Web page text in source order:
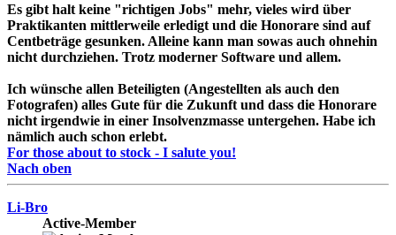
Es gibt halt keine "richtigen Jobs" mehr, vieles wird über
Praktikanten mittlerweile erledigt und die Honorare sind auf
Centbeträge gesunken. Alleine kann man sowas auch ohnehin
nicht durchziehen. Trotz moderner Software und allem.
Ich wünsche allen Beteiligten (Angestellten als auch den
Fotografen) alles Gute für die Zukunft und dass die Honorare
nicht irgendwie in einer Insolvenzmasse untergehen. Habe ich
nämlich auch schon erlebt.
For those about to stock - I salute you!
Nach oben
Li-Bro
Active-Member